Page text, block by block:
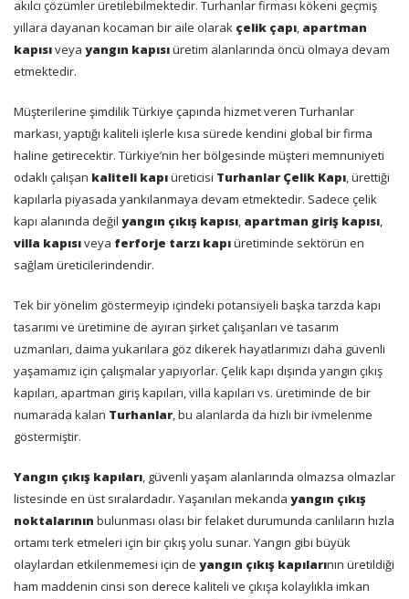
akılcı çözümler üretilebilmektedir. Turhanlar firması kökeni geçmiş
yıllara dayanan kocaman bir aile olarak çelik çapı, apartman
kapısıveya yangın kapısıüretim alanlarında öncü olmaya devam
etmektedir.
Müşterilerine şimdilik Türkiye çapında hizmet veren Turhanlar
markası, yaptığı kaliteli işlerle kısa sürede kendini global bir firma
haline getirecektir. Türkiye’nin her bölgesinde müşteri memnuniyeti
odaklı çalışan kaliteli kapıüreticisi Turhanlar Çelik Kapı, ürettiği
kapılarla piyasada yankılanmaya devam etmektedir. Sadece çelik
kapı alanında değil yangın çıkış kapısı, apartman giriş kapısı,
villa kapısıveya ferforje tarzı kapıüretiminde sektörün en
sağlam üreticilerindendir.
Tek bir yönelim göstermeyip içindeki potansiyeli başka tarzda kapı
tasarımı ve üretimine de ayıran şirket çalışanları ve tasarım
uzmanları, daima yukarılara göz dikerek hayatlarımızı daha güvenli
yaşamamız için çalışmalar yapıyorlar. Çelik kapı dışında yangın çıkış
kapıları, apartman giriş kapıları, villa kapıları vs. üretiminde de bir
numarada kalan Turhanlar, bu alanlarda da hızlı bir ivmelenme
göstermiştir.
Yangın çıkış kapıları, güvenli yaşam alanlarında olmazsa olmazlar
listesinde en üst sıralardadır. Yaşanılan mekanda yangın çıkış
noktalarının bulunması olası bir felaket durumunda canlıların hızla
ortamı terk etmeleri için bir çıkış yolu sunar. Yangın gibi büyük
olaylardan etkilenmemesi için de yangın çıkış kapılarının üretildiği
ham maddenin cinsi son derece kaliteli ve çıkışa kolaylıkla imkan